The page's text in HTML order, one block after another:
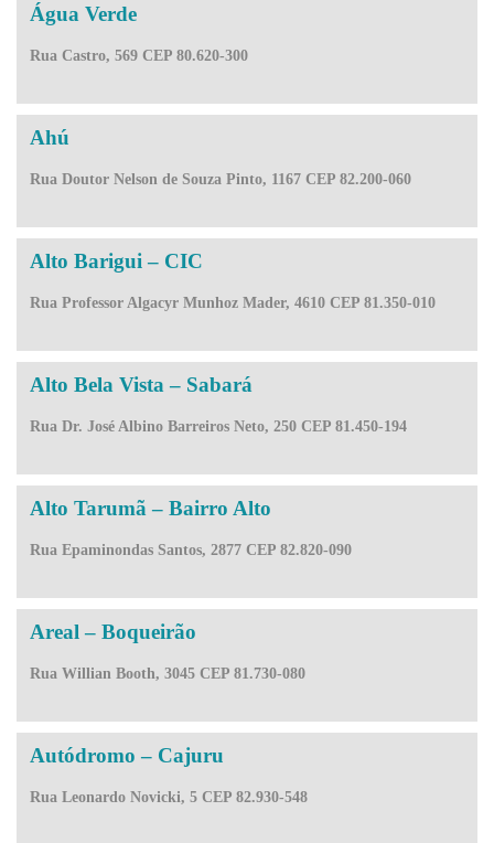
Água Verde
Rua Castro, 569 CEP 80.620-300
Ahú
Rua Doutor Nelson de Souza Pinto, 1167 CEP 82.200-060
Alto Barigui – CIC
Rua Professor Algacyr Munhoz Mader, 4610 CEP 81.350-010
Alto Bela Vista – Sabará
Rua Dr. José Albino Barreiros Neto, 250 CEP 81.450-194
Alto Tarumã – Bairro Alto
Rua Epaminondas Santos, 2877 CEP 82.820-090
Areal – Boqueirão
Rua Willian Booth, 3045 CEP 81.730-080
Autódromo – Cajuru
Rua Leonardo Novicki, 5 CEP 82.930-548